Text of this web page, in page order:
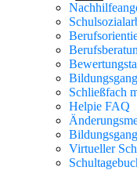
Schließfach
Helpie FAQ
Virtueller